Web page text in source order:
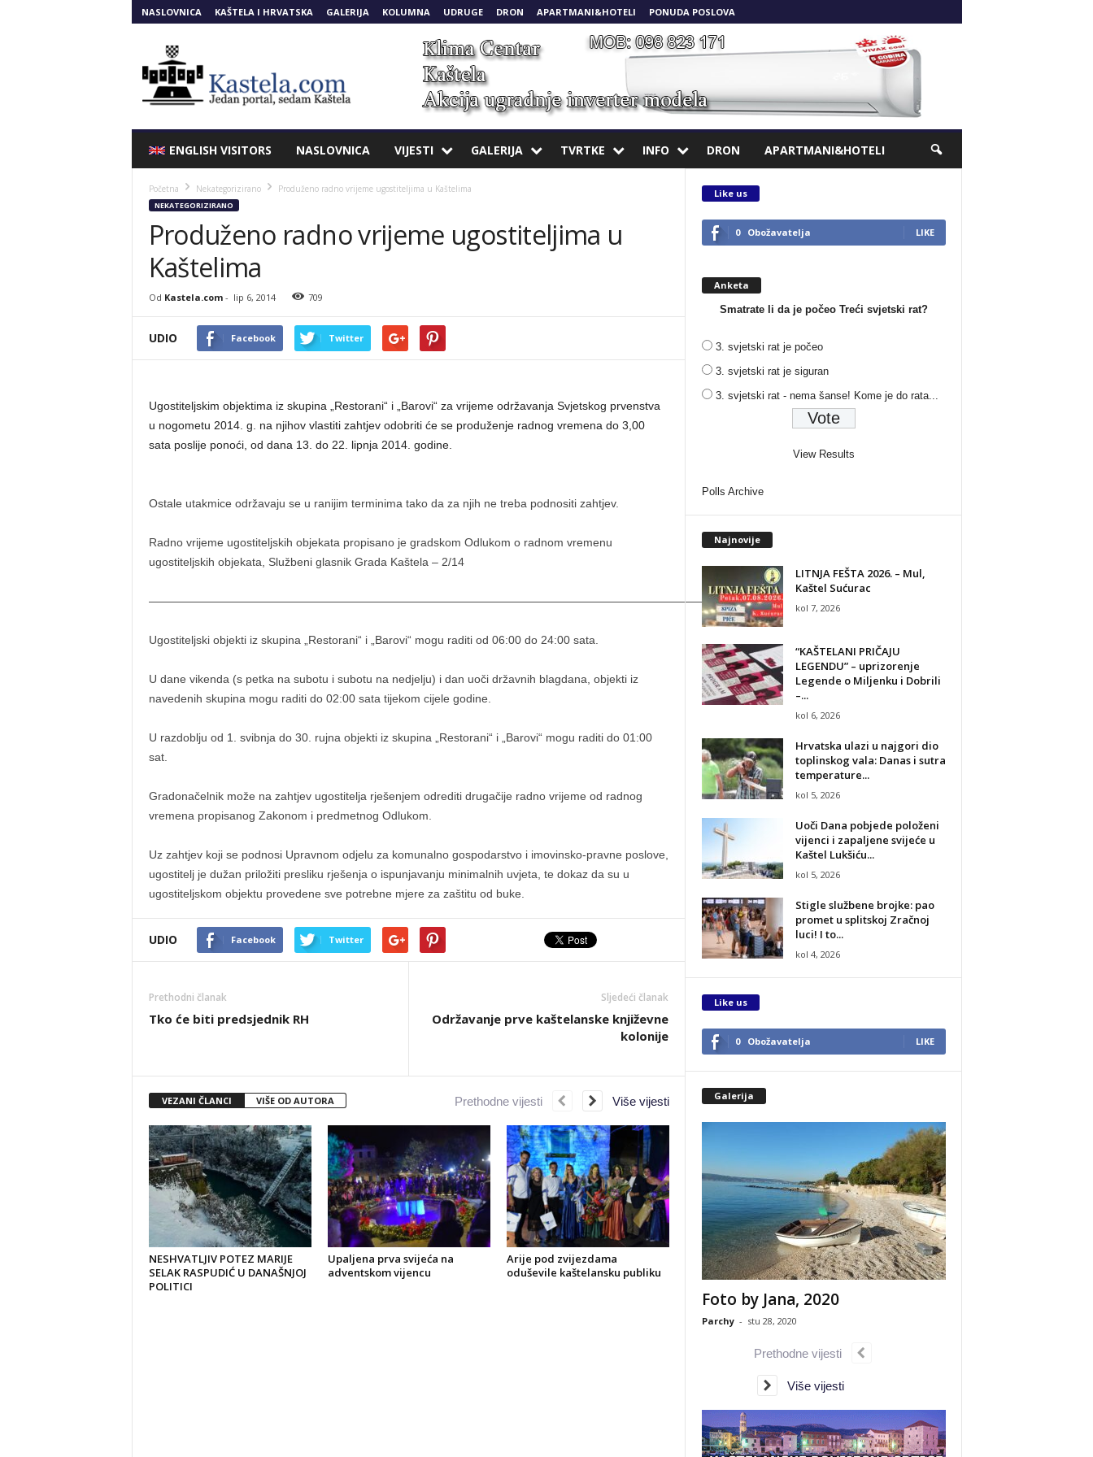
NASLOVNICA KAŠTELA I HRVATSKA GALERIJA KOLUMNA UDRUGE DRON APARTMANI&HOTELI PONUDA POSLOVA
ENGLISH VISITORS NASLOVNICA VIJESTI GALERIJA TVRTKE INFO DRON APARTMANI&HOTELI
Početna Nekategorizirano Produženo radno vrijeme ugostiteljima u Kaštelima
NEKATEGORIZIRANO
Produženo radno vrijeme ugostiteljima u
Kaštelima
Od Kastela.com- lip 6, 2014 709
UDIO Facebook Twitter
Ugostiteljskim objektima iz skupina „Restorani“ i „Barovi“ za vrijeme održavanja Svjetskog prvenstva
u nogometu 2014. g. na njihov vlastiti zahtjev odobriti će se produženje radnog vremena do 3,00
sata poslije ponoći, od dana 13. do 22. lipnja 2014. godine.
Ostale utakmice održavaju se u ranijim terminima tako da za njih ne treba podnositi zahtjev.
Radno vrijeme ugostiteljskih objekata propisano je gradskom Odlukom o radnom vremenu
ugostiteljskih objekata, Službeni glasnik Grada Kaštela – 2/14
———————————————————————————————————————————————————-
Ugostiteljski objekti iz skupina „Restorani“ i „Barovi“ mogu raditi od 06:00 do 24:00 sata.
U dane vikenda (s petka na subotu i subotu na nedjelju) i dan uoči državnih blagdana, objekti iz
navedenih skupina mogu raditi do 02:00 sata tijekom cijele godine.
U razdoblju od 1. svibnja do 30. rujna objekti iz skupina „Restorani“ i „Barovi“ mogu raditi do 01:00
sat.
Gradonačelnik može na zahtjev ugostitelja rješenjem odrediti drugačije radno vrijeme od radnog
vremena propisanog Zakonom i predmetnog Odlukom.
Uz zahtjev koji se podnosi Upravnom odjelu za komunalno gospodarstvo i imovinsko-pravne poslove,
ugostitelj je dužan priložiti presliku rješenja o ispunjavanju minimalnih uvjeta, te dokaz da su u
ugostiteljskom objektu provedene sve potrebne mjere za zaštitu od buke.
UDIO Facebook Twitter
Prethodni članak
Tko će biti predsjednik RH
Sljedeći članak
Održavanje prve kaštelanske književne
kolonije
VEZANI ČLANCI VIŠE OD AUTORA
NESHVATLJIV POTEZ MARIJE
SELAK RASPUDIĆ U DANAŠNJOJ
POLITICI
Upaljena prva svijeća na
adventskom vijencu
Arije pod zvijezdama
oduševile kaštelansku publiku
Prethodne vijesti Više vijesti
Like us
0 Obožavatelja LIKE
Anketa
Smatrate li da je počeo Treći svjetski rat?
3. svjetski rat je počeo
3. svjetski rat je siguran
3. svjetski rat - nema šanse! Kome je do rata...
View Results
Polls Archive
Najnovije
LITNJA FEŠTA 2026. – Mul,
Kaštel Sućurac
kol 7, 2026
“KAŠTELANI PRIČAJU
LEGENDU” – uprizorenje
Legende o Miljenku i Dobrili
–...
kol 6, 2026
Hrvatska ulazi u najgori dio
toplinskog vala: Danas i sutra
temperature...
kol 5, 2026
Uoči Dana pobjede položeni
vijenci i zapaljene svijeće u
Kaštel Lukšiću...
kol 5, 2026
Stigle službene brojke: pao
promet u splitskoj Zračnoj
luci! I to...
kol 4, 2026
Like us
0 Obožavatelja LIKE
Galerija
Foto by Jana, 2020
Parchy - stu 28, 2020
Prethodne vijesti
Više vijesti